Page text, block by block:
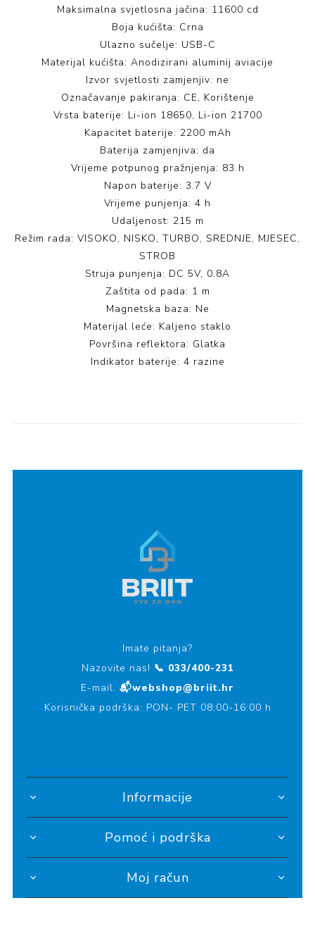
Maksimalna svjetlosna jačina: 11600 cd
Boja kućišta: Crna
Ulazno sučelje: USB-C
Materijal kućišta: Anodizirani aluminij aviacije
Izvor svjetlosti zamjenjiv: ne
Označavanje pakiranja: CE, Korištenje
Vrsta baterije: Li-ion 18650, Li-ion 21700
Kapacitet baterije: 2200 mAh
Baterija zamjenjiva: da
Vrijeme potpunog pražnjenja: 83 h
Napon baterije: 3.7 V
Vrijeme punjenja: 4 h
Udaljenost: 215 m
Režim rada: VISOKO, NISKO, TURBO, SREDNJE, MJESEC,
STROB
Struja punjenja: DC 5V, 0.8A
Zaštita od pada: 1 m
Magnetska baza: Ne
Materijal leće: Kaljeno staklo
Površina reflektora: Glatka
Indikator baterije: 4 razine
Imate pitanja?
Nazovite nas! 📞 033/400-231
E-mail: 📬webshop@briit.hr
Korisnička podrška: PON- PET 08:00-16:00 h
Informacije
Pomoć i podrška
Moj račun